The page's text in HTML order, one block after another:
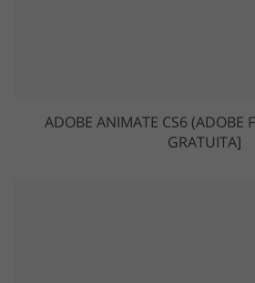
ADOBE ANIMATE CS6 (ADOBE
GRATUITA]